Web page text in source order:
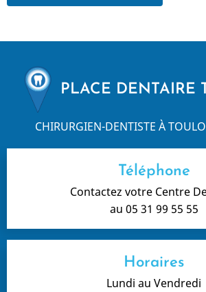
PLACE DENTAIRE
CHIRURGIEN-DENTISTE À
Téléphone
Contactez votre Centre
au 05 31 99 55 55
Horaires
Lundi au Vendredi